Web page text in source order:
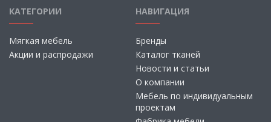
КАТЕГОРИИ
Мягкая мебель
Акции и распродажи
НАВИГАЦИЯ
Бренды
Каталог тканей
Новости и статьи
О компании
Мебель по индивидуальным
проектам